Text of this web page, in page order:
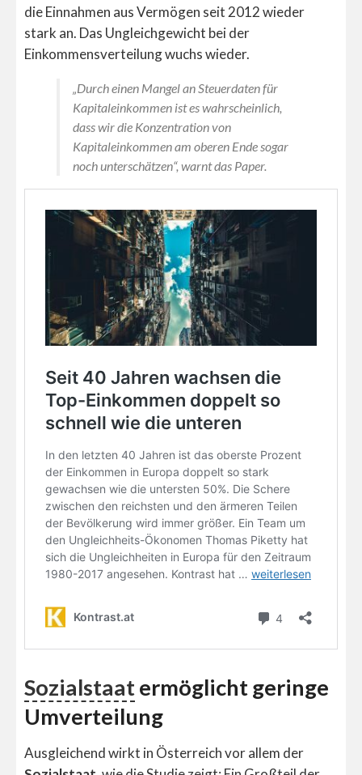
die Einnahmen aus Vermögen seit 2012 wieder
stark an. Das Ungleichgewicht bei der
Einkommensverteilung wuchs wieder.
„Durch einen Mangel an Steuerdaten für
Kapitaleinkommen ist es wahrscheinlich,
dass wir die Konzentration von
Kapitaleinkommen am oberen Ende sogar
noch unterschätzen“, warnt das Paper.
Sozialstaatermöglicht geringe
Umverteilung
Ausgleichend wirkt in Österreich vor allem der